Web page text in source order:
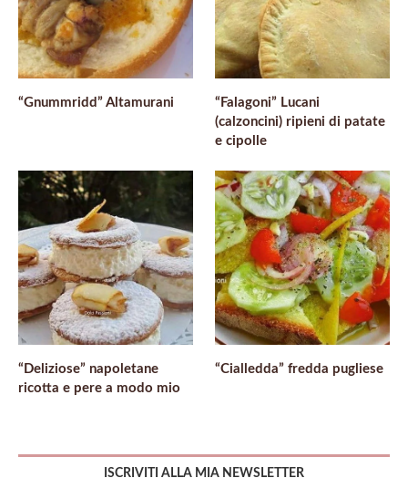
“Gnummridd” Altamurani
“Falagoni” Lucani
(calzoncini) ripieni di patate
e cipolle
“Deliziose” napoletane
ricotta e pere a modo mio
“Cialledda” fredda pugliese
ISCRIVITI ALLA MIA NEWSLETTER